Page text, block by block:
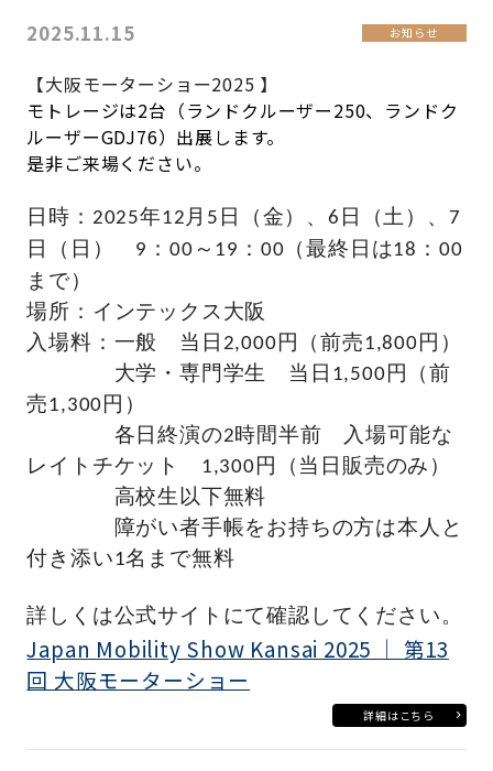
2025.11.15 お知らせ
【大阪モーターショー2025 】
モトレージは2台（ランドクルーザー250、ランドク
ルーザーGDJ76）出展します。
是非ご来場ください。
日時：2025年12月5日（金）、6日（土）、7
日（日） 9：00～19：00（最終日は18：00
まで）
場所：インテックス大阪
入場料：一般 当日2,000円（前売1,800円）
大学・専門学生 当日1,500円（前
売1,300円）
各日終演の2時間半前 入場可能な
レイトチケット 1,300円（当日販売のみ）
高校生以下無料
障がい者手帳をお持ちの方は本人と
付き添い1名まで無料
詳しくは公式サイトにて確認してください。
Japan Mobility Show Kansai 2025 ｜ 第13
回 大阪モーターショー
詳細はこちら